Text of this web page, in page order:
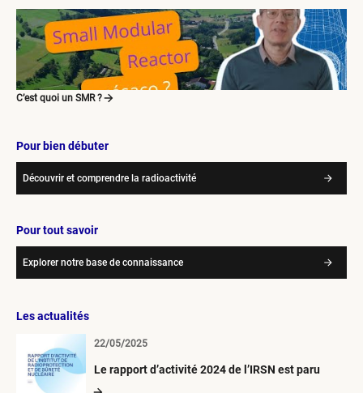
C’est quoi un SMR ?
Pour bien débuter
Découvrir et comprendre la radioactivité
Pour tout savoir
Explorer notre base de connaissance
Les actualités
Le rapport d’activité 2024 de l’IRSN est paru
22/05/2025